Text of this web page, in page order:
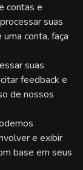
contas e
suas
conta, faça
suas
feedback e
de nossos
e exibir
base em seus